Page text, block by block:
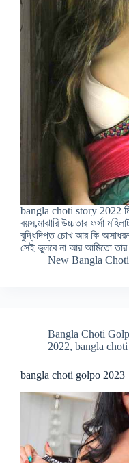
bangla choti story 2022
বয়স,মাঝারি উচ্চতার ফর্সা
বুদ্ধিদিপ্ত চোখ আর কি
সেই ভুলবে না আর আমিতো
New Bangla
Bangla Choti
2022, bangla
bangla choti golpo 2023